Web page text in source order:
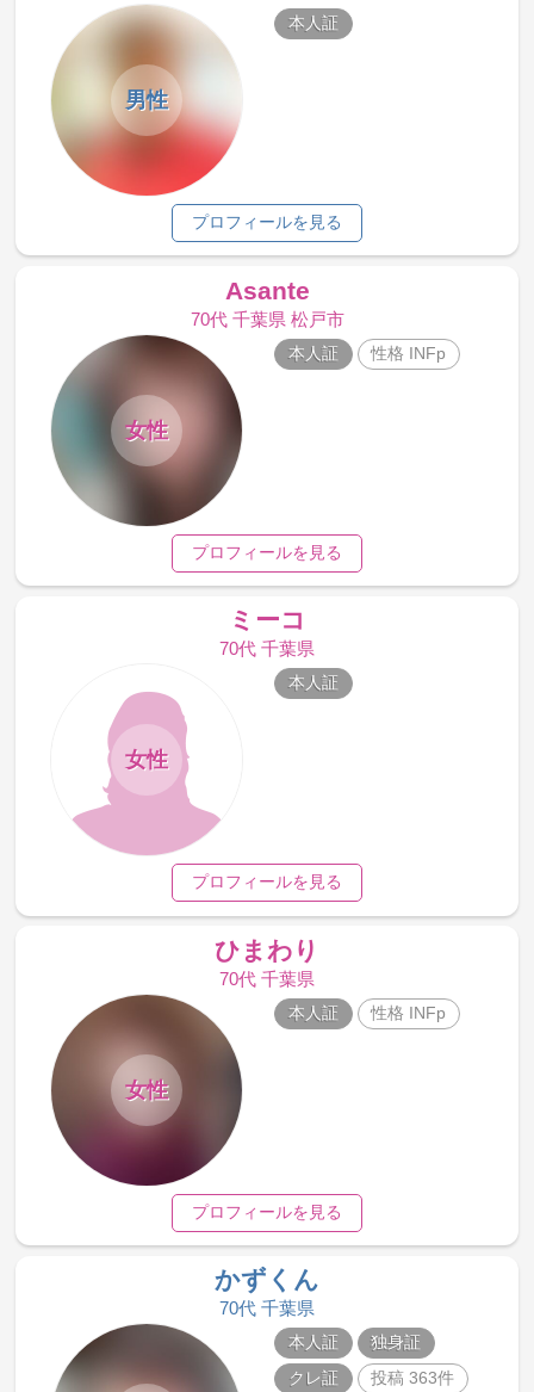
男性
本人証
プロフィールを見る
Asante
70代 千葉県 松戸市
女性
本人証 性格 INFp
プロフィールを見る
ミーコ
70代 千葉県
女性
本人証
プロフィールを見る
ひまわり
70代 千葉県
女性
本人証 性格 INFp
プロフィールを見る
かずくん
70代 千葉県
本人証
独身証
クレ証
投稿 363件